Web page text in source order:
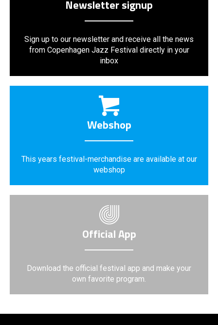
Newsletter signup
Sign up to our newsletter and receive all the news
from Copenhagen Jazz Festival directly in your
inbox
Webshop
This years festival-merchandise are available at our
webshop
Official App
Download the official festival app and make your
own favorite program.